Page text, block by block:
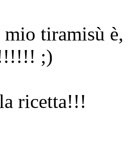
tiramisù è,
;)
ricetta!!!